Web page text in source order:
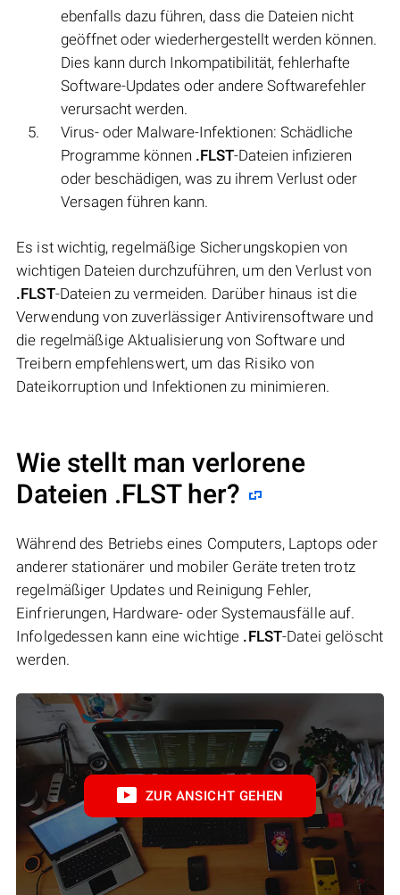
ebenfalls dazu führen, dass die Dateien nicht
geöffnet oder wiederhergestellt werden können.
Dies kann durch Inkompatibilität, fehlerhafte
Software-Updates oder andere Softwarefehler
verursacht werden.
Virus- oder Malware-Infektionen: Schädliche
Programme können .FLST-Dateien infizieren
oder beschädigen, was zu ihrem Verlust oder
Versagen führen kann.
Es ist wichtig, regelmäßige Sicherungskopien von
wichtigen Dateien durchzuführen, um den Verlust von
.FLST-Dateien zu vermeiden. Darüber hinaus ist die
Verwendung von zuverlässiger Antivirensoftware und
die regelmäßige Aktualisierung von Software und
Treibern empfehlenswert, um das Risiko von
Dateikorruption und Infektionen zu minimieren.
Wie stellt man verlorene
Dateien .FLST her?
Während des Betriebs eines Computers, Laptops oder
anderer stationärer und mobiler Geräte treten trotz
regelmäßiger Updates und Reinigung Fehler,
Einfrierungen, Hardware- oder Systemausfälle auf.
Infolgedessen kann eine wichtige .FLST-Datei gelöscht
werden.
ZUR ANSICHT GEHEN